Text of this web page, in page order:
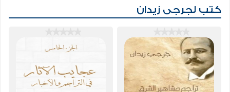
كتب لجرجى زيدان